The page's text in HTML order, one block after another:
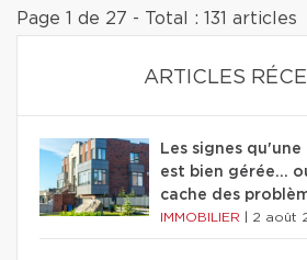
Page 1 de 27 - Total : 131 articles
ARTICLES
Les signes
est bien gérée…
cache des
IMMOBILIER 2 août